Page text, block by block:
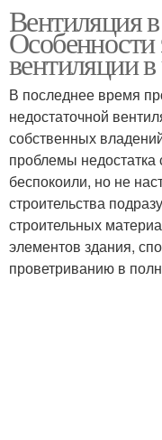
Вентиляция
вентиляции
В последнее время
недостаточной
собственных
проблемы недостатка
беспокоили, но не
строительства
строительных
элементов здания,
проветриванию в